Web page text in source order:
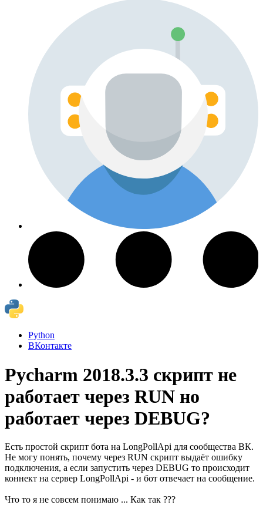
Python
ВКонтакте
Pycharm 2018.3.3 скрипт не
работает через RUN но
работает через DEBUG?
Есть простой скрипт бота на LongPollApi для сообщества ВК.
Не могу понять, почему через RUN скрипт выдаёт ошибку
подключения, а если запустить через DEBUG то происходит
коннект на сервер LongPollApi - и бот отвечает на сообщение.
Что то я не совсем понимаю ... Как так ???